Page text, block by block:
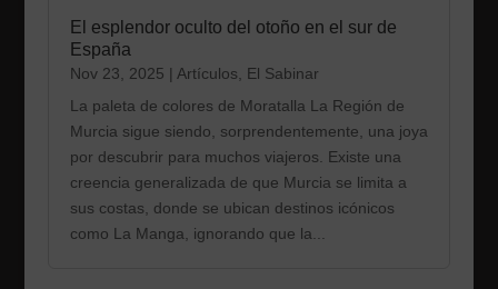
El esplendor oculto del otoño en el sur de
España
Nov 23, 2025 | Artículos
El Sabinar
La paleta de colores de Moratalla La Región de
Murcia sigue siendo, sorprendentemente, una joya
por descubrir para muchos viajeros. Existe una
creencia generalizada de que Murcia se limita a
sus costas, donde se ubican destinos icónicos
como La Manga, ignorando que la...